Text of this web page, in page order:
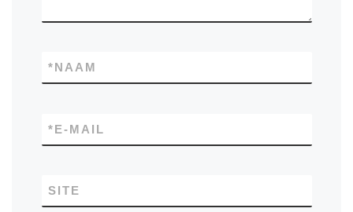
NAAM
*
E-MAIL
*
SITE